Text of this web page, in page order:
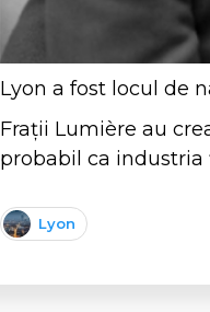
Lyon a fost locul de
Frații Lumière au
probabil ca industria
Lyon